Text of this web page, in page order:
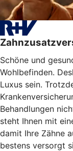
Schöne und
Wohlbefinden.
Luxus sein.
Behandlungen
steht Ihnen mit
damit Ihre Zähne
bestens versorgt